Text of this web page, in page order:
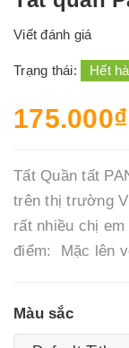
Viết đánh giá
Trạng thái: Hết
175.000₫
Tất Quần tất
trên thị trường
rất nhiều chị
điểm: Mặc lên
Màu sắc